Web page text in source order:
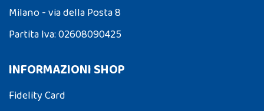
Milano - via della Posta 8
Partita Iva: 02608090425
INFORMAZIONI SHOP
Fidelity Card